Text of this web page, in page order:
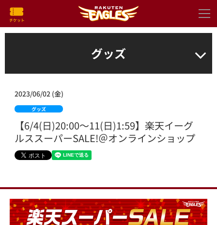
グッズ
2023/06/02 (金)
グッズ
【6/4(日)20:00～11(日)1:59】楽天イーグ
ルススーパーSALE!＠オンラインショップ